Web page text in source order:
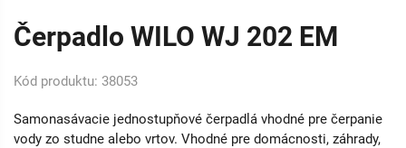
Čerpadlo WILO WJ 202 EM
Kód produktu: 38053
Samonasávacie jednostupňové čerpadlá vhodné pre čerpanie
vody zo studne alebo vrtov. Vhodné pre domácnosti, záhrady,